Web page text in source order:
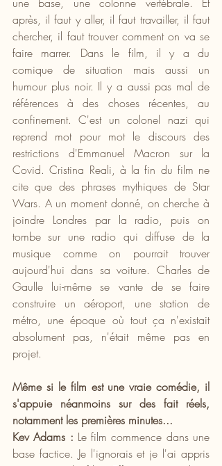
après, il faut y aller, il faut travailler, il faut
chercher, il faut trouver comment on va se
faire marrer. Dans le film, il y a du
comique de situation mais aussi un
humour plus noir. Il y a aussi pas mal de
références à des choses récentes, au
confinement. C'est un colonel nazi qui
reprend mot pour mot le discours des
restrictions d'Emmanuel Macron sur la
Covid. Cristina Reali, à la fin du film ne
cite que des phrases mythiques de Star
Wars. A un moment donné, on cherche à
joindre Londres par la radio, puis on
tombe sur une radio qui diffuse de la
musique comme on pourrait trouver
aujourd'hui dans sa voiture. Charles de
Gaulle lui-même se vante de se faire
construire un aéroport, une station de
métro, une époque où tout ça n'existait
absolument pas, n'était même pas en
projet.
Même si le film est une vraie comédie, il
s'appuie néanmoins sur des fait réels,
notamment les premières minutes...
Kev Adams : Le film commence dans une
base factice. Je l'ignorais et je l'ai appris